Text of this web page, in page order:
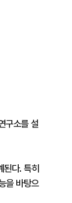
구소를 설
다. 특히
을 바탕으